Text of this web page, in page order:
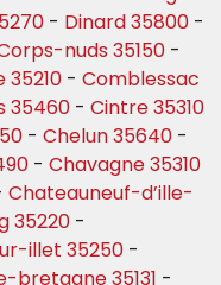
- Dinard 35800 -
nuds 35150 -
- Comblessac
35460 - Cintre 35310
- Chelun 35640 -
- Chavagne 35310
Chateauneuf-d’ille-
35220 -
illet 35250 -
35131 -